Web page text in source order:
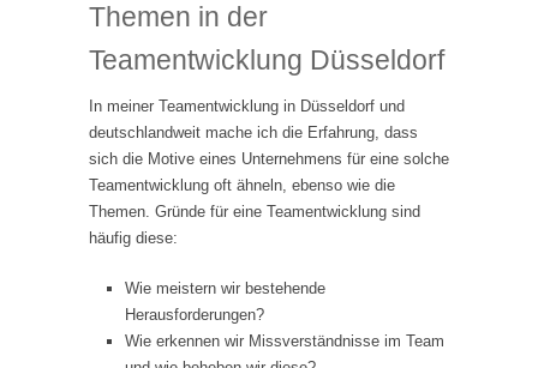
Themen in der
Teamentwicklung Düsseldorf
In meiner Teamentwicklung in Düsseldorf und
deutschlandweit mache ich die Erfahrung, dass
sich die Motive eines Unternehmens für eine solche
Teamentwicklung oft ähneln, ebenso wie die
Themen. Gründe für eine Teamentwicklung sind
häufig diese:
Wie meistern wir bestehende
Herausforderungen?
Wie erkennen wir Missverständnisse im Team